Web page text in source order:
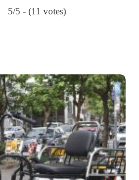
5/5 - (11 votes)